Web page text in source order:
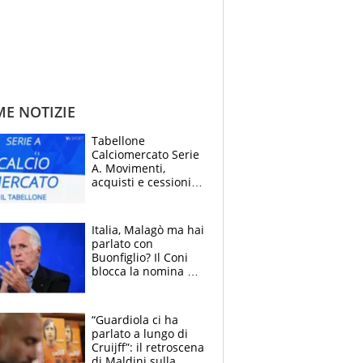
NOTIZIE
Tabellone
Calciomercato Serie
A. Movimenti,
acquisti e cessioni:
Italia, Malagò ma hai
parlato con
Buonfiglio? Il Coni
blocca la nomina di
“Guardiola ci ha
parlato a lungo di
Cruijff”: il retroscena